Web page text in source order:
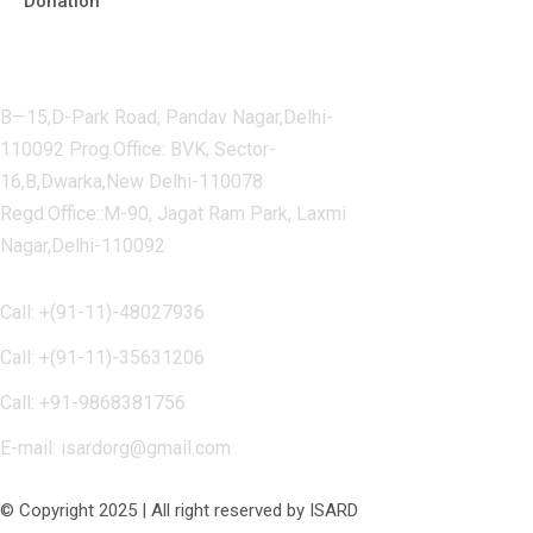
B—15,D-Park Road, Pandav Nagar,Delhi-
110092 Prog.Office: BVK, Sector-
16,B,Dwarka,New Delhi-110078
Regd.Office::M-90, Jagat Ram Park, Laxmi
Nagar,Delhi-110092
Call: +(91-11)-48027936
Call: +(91-11)-35631206
Call: +91-9868381756
E-mail: isardorg@gmail.com
© Copyright 2025 | All right reserved by ISARD